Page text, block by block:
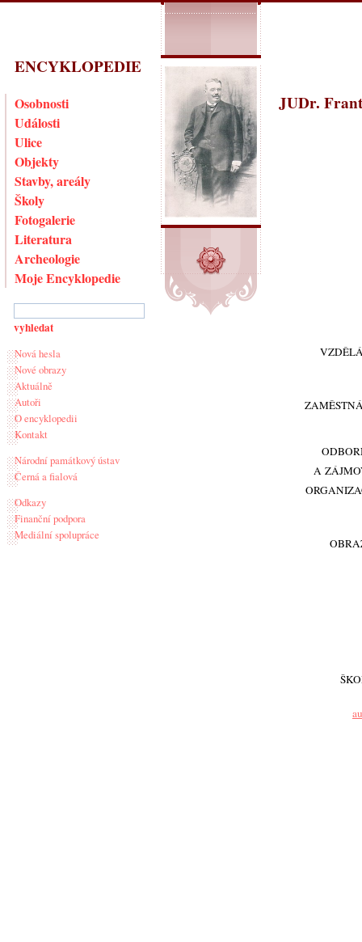
ENCYKLOPEDIE
Osobnosti
Události
Ulice
Objekty
Stavby, areály
Školy
Fotogalerie
Literatura
Archeologie
Moje Encyklopedie
Nová hesla
Nové obrazy
Aktuálně
Autoři
O encyklopedii
Kontakt
Národní památkový ústav
Černá a fialová
Odkazy
Finanční podpora
Mediální spolupráce
JUDr.
A